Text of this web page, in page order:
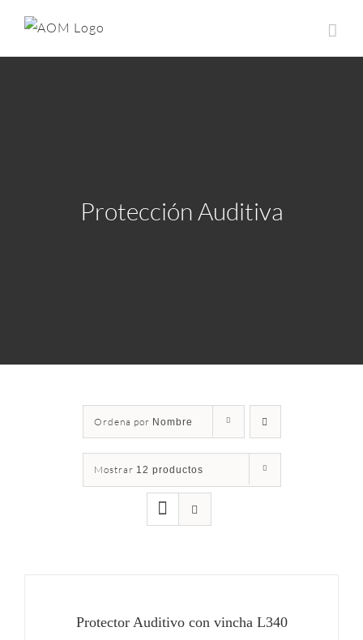
contenido
Protección Auditiva
Ordena por Nombre
Mostrar 12 productos
Protector Auditivo con vincha L340